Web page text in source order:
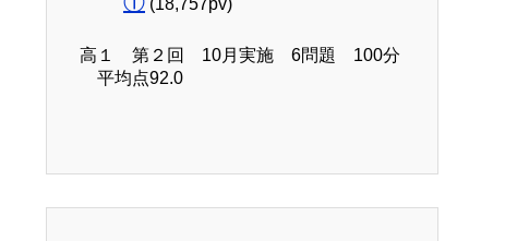
(18,757pv)
高１ 第２回 10月実施 6問題 100分
平均点92.0